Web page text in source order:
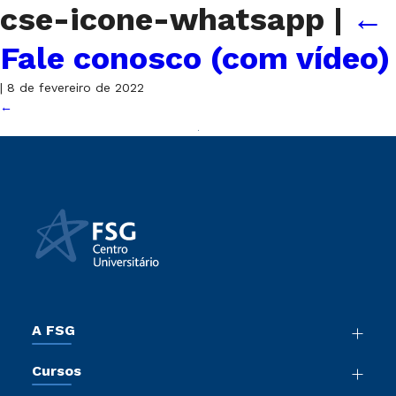
cse-icone-whatsapp | ←
Fale conosco (com vídeo)
| 8 de fevereiro de 2022
←
A FSG
Sala de Imprensa
Cursos